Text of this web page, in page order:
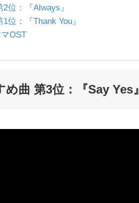
位：『Always』
位：『Thank You』
OST
曲 第3位：『Say Yes』